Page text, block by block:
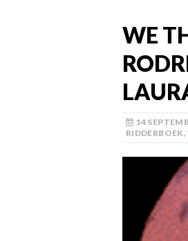
WE
14
RIDDERBOEK,